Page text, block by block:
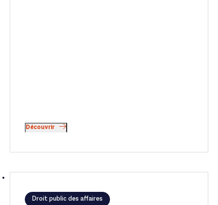
Découvrir
Droit public des affaires